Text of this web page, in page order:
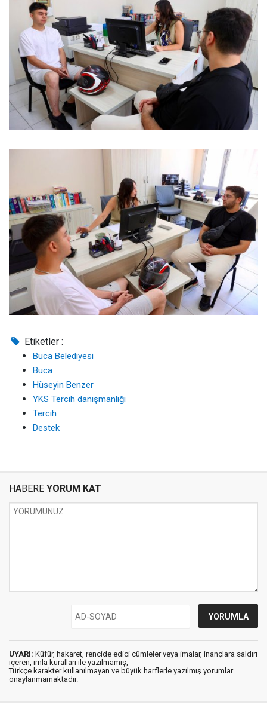
Etiketler :
Buca Belediyesi
Buca
Hüseyin Benzer
YKS Tercih danışmanlığı
Tercih
Destek
HABERE YORUM KAT
UYARI: Küfür, hakaret, rencide edici cümleler veya imalar, inançlara saldırı
içeren, imla kuralları ile yazılmamış,
Türkçe karakter kullanılmayan ve büyük harflerle yazılmış yorumlar
onaylanmamaktadır.